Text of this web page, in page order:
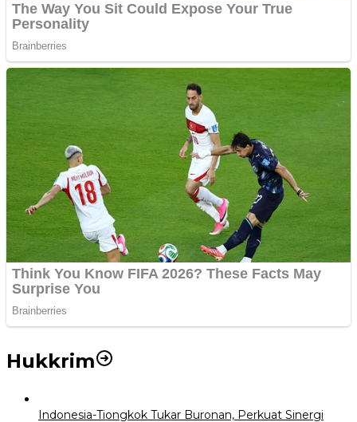
Hukkrim
Indonesia-Tiongkok Tukar Buronan, Perkuat Sinergi